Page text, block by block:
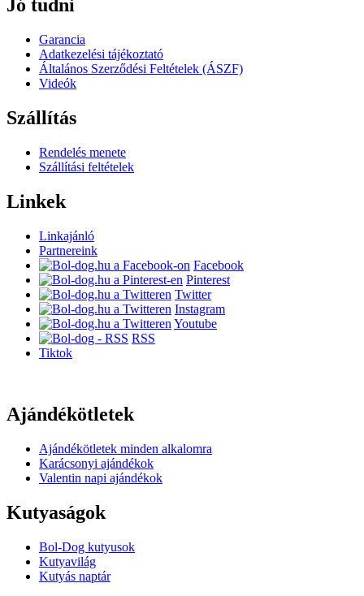
Jó tudni
Garancia
Adatkezelési tájékoztató
Általános Szerződési Feltételek (ÁSZF)
Videók
Szállítás
Rendelés menete
Szállítási feltételek
Linkek
Linkajánló
Partnereink
Facebook
Pinterest
Twitter
Instagram
Youtube
RSS
Tiktok
Ajándékötletek
Ajándékötletek minden alkalomra
Karácsonyi ajándékok
Valentin napi ajándékok
Kutyaságok
Bol-Dog kutyusok
Kutyavilág
Kutyás naptár